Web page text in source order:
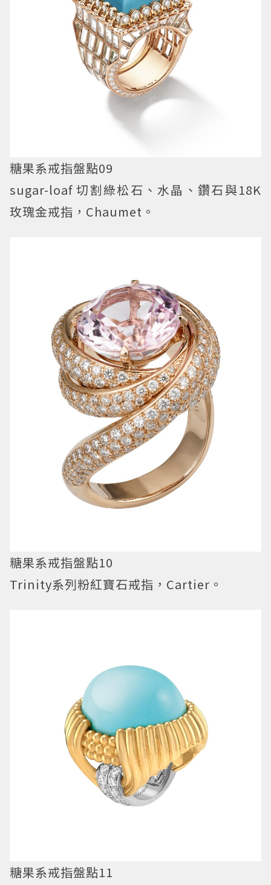
糖果系戒指盤點09
sugar-loaf 切割綠松石、水晶、鑽石與18K
玫瑰金戒指，Chaumet。
糖果系戒指盤點10
Trinity系列粉紅寶石戒指，Cartier。
糖果系戒指盤點11